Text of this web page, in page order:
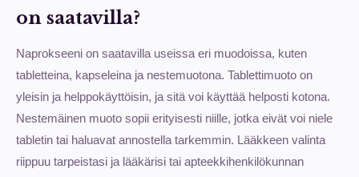
on saatavilla?
Naprokseeni on saatavilla useissa eri muodoissa, kuten
tabletteina, kapseleina ja nestemuotona. Tablettimuoto on
yleisin ja helppokäyttöisin, ja sitä voi käyttää helposti kotona.
Nestemäinen muoto sopii erityisesti niille, jotka eivät voi niele
tabletin tai haluavat annostella tarkemmin. Lääkkeen valinta
riippuu tarpeistasi ja lääkärisi tai apteekkihenkilökunnan